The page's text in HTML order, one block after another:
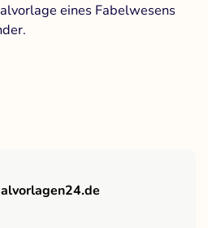
eines Fabelwesens